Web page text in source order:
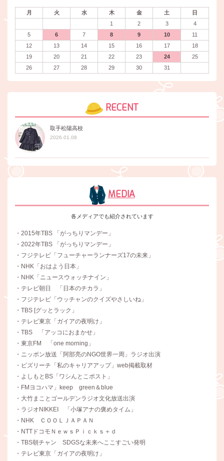
月 火 水 木 金 土
日
1
2 3
4
5
6 7 8 9 10
11
12
13 14 15 16 17
18
19
20 21 22 23 24
25
26
27 28 29 30 31
RECENT
取手松陽高校
2026.01.08
MEDIA
各メディアでも紹介されています
・2015年TBS 「がっちりマンデー」
・2022年TBS 「がっちりマンデー」
・フジテレビ「フューチャーランナーズ17の未来」
・NHK「おはよう日本」
・NHK「ニュースウォッチナイン」
・テレビ朝日 「日本のチカラ」
・フジテレビ「ウッチャンのクイズやさしいね」
・TBS [グッとラック」
・テレビ東京「ガイアの夜明け」
・TBS 「アッコにおまかせ」
・東京FM 「one morning」
・ニッポン放送「阿部亮のNGO世界一周」ラジオ出演
・ビズリーチ「私のキャリアアップ」web掲載取材
・よしもとBS「ワシんとこポスト」
・FMヨコハマ」keep green＆blue
・大竹まことゴールデンラジオ文化放送出演
・ラジオNIKKEI 「小塚アナの褒めタイム」
・NHK ＣＯＯＬＪＡＰＡＮ
・NTTドコモＮｅｗｓＰｉｃｋｓ＋ｄ
・TBS朝チャン SDGSな未来へここすごい発明
・テレビ東京「ガイアの夜明け」